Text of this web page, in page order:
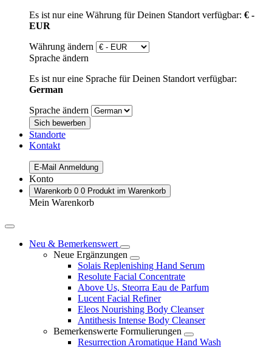
Es ist nur eine Währung für Deinen Standort verfügbar: € -
EUR
Währung ändern
Sprache ändern
Es ist nur eine Sprache für Deinen Standort verfügbar:
German
Sprache ändern
Sich bewerben
Standorte
Kontakt
E-Mail Anmeldung
Konto
Warenkorb 0 0 Produkt im Warenkorb
Mein Warenkorb
Neu & Bemerkenswert
Neue Ergänzungen
Solais Replenishing Hand Serum
Resolute Facial Concentrate
Above Us, Steorra Eau de Parfum
Lucent Facial Refiner
Eleos Nourishing Body Cleanser
Antithesis Intense Body Cleanser
Bemerkenswerte Formulierungen
Resurrection Aromatique Hand Wash